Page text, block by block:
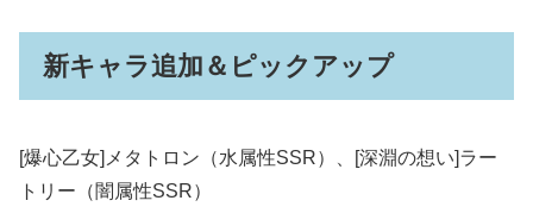
新キャラ追加＆ピックアップ
[爆心乙女]メタトロン（水属性SSR）、[深淵の想い]ラー
トリー（闇属性SSR）